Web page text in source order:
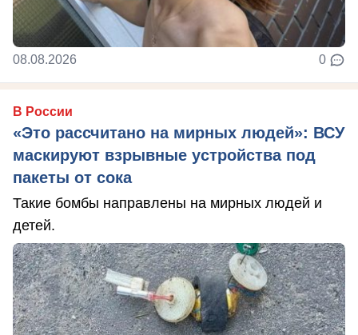
08.08.2026 0
В России
«Это рассчитано на мирных людей»: ВСУ
маскируют взрывные устройства под
пакеты от сока
Такие бомбы направлены на мирных людей и
детей.